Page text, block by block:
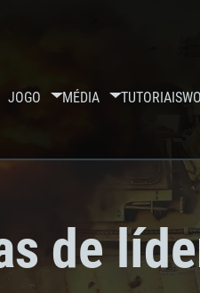
JOGO MÉDIA TUTORIAIS
de